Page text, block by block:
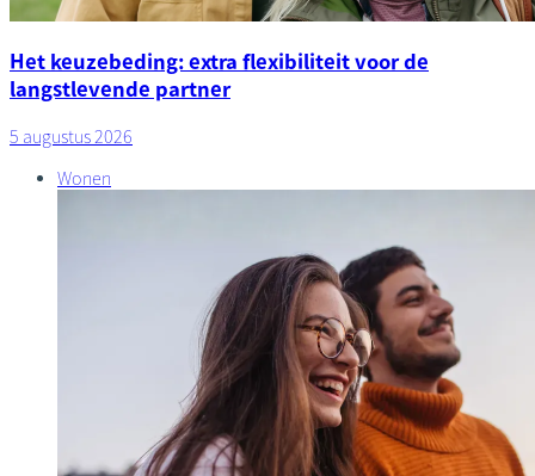
Het keuzebeding: extra flexibiliteit voor de
langstlevende partner
5 augustus 2026
Wonen